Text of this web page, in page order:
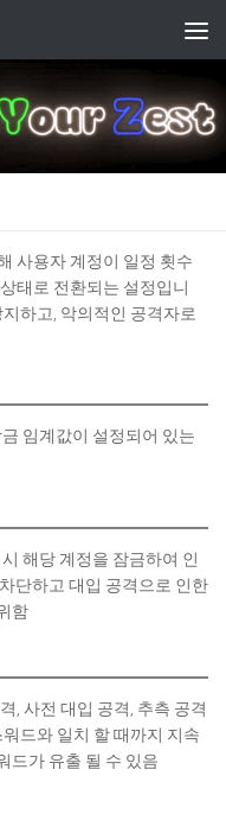
사용자 계정이 일정 횟수
태로 전환되는 설정입니
하고, 악의적인 공격자로
임계값이 설정되어 있는
해당 계정을 잠금하여 인
단하고 대입 공격으로 인한
함
, 사전 대입 공격, 추측 공격
드와 일치 할 때까지 지속
드가 유출 될 수 있음